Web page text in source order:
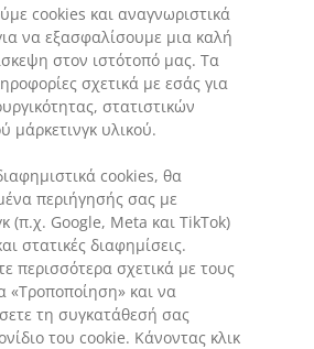
προϊόντος
cookies και αναγνωριστικά
να εξασφαλίσουμε μια καλή
στον ιστότοπό μας. Τα
σχετικά με εσάς για
στατιστικών
μάρκετινγκ υλικού.
cookies, θα
περιήγησής σας με
(π.χ. Google, Meta και TikTok)
στατικές διαφημίσεις.
περισσότερα σχετικά με τους
«Τροποποίηση» και να
τη συγκατάθεσή σας
του cookie. Κάνοντας κλικ